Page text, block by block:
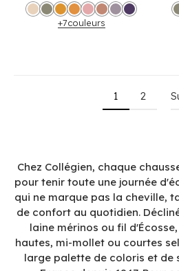
+7couleurs
1 2
Chez Collégien, chaque
pour tenir toute une journée
qui ne marque pas la cheville,
de confort au quotidien.
laine mérinos ou fil
hautes, mi-mollet ou courtes
large palette de coloris et de